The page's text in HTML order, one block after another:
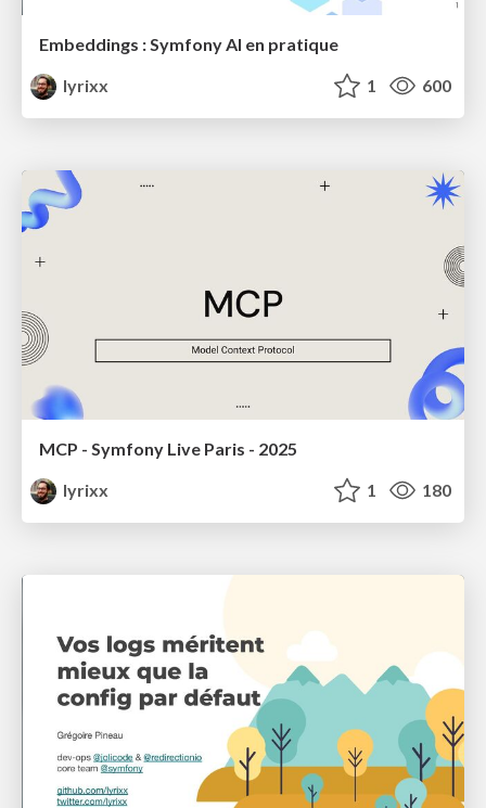
Embeddings : Symfony AI en pratique
lyrixx
1 600
MCP - Symfony Live Paris - 2025
lyrixx
1 180